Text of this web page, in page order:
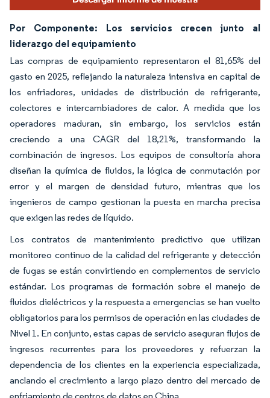
Por Componente: Los servicios crecen junto al
liderazgo del equipamiento
Las compras de equipamiento representaron el 81,65% del
gasto en 2025, reflejando la naturaleza intensiva en capital de
los enfriadores, unidades de distribución de refrigerante,
colectores e intercambiadores de calor. A medida que los
operadores maduran, sin embargo, los servicios están
creciendo a una CAGR del 18,21%, transformando la
combinación de ingresos. Los equipos de consultoría ahora
diseñan la química de fluidos, la lógica de conmutación por
error y el margen de densidad futuro, mientras que los
ingenieros de campo gestionan la puesta en marcha precisa
que exigen las redes de líquido.
Los contratos de mantenimiento predictivo que utilizan
monitoreo continuo de la calidad del refrigerante y detección
de fugas se están convirtiendo en complementos de servicio
estándar. Los programas de formación sobre el manejo de
fluidos dieléctricos y la respuesta a emergencias se han vuelto
obligatorios para los permisos de operación en las ciudades de
Nivel 1. En conjunto, estas capas de servicio aseguran flujos de
ingresos recurrentes para los proveedores y refuerzan la
dependencia de los clientes en la experiencia especializada,
anclando el crecimiento a largo plazo dentro del mercado de